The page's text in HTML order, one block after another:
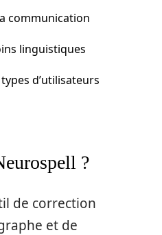
communication
linguistiques
d’utilisateurs
?
de correction
et de